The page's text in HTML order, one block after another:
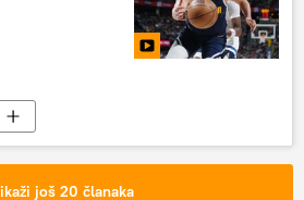
još 20 članaka